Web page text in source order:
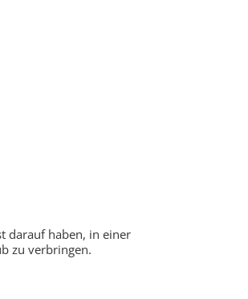
darauf haben, in einer
zu verbringen.